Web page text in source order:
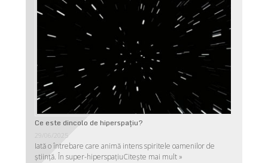
Ce este dincolo de hiperspaţiu?
29/06/2025
Iată o întrebare care animă intens spiritele oamenilor de
ştiinţă. În super-hiperspaţiuCitește mai mult »